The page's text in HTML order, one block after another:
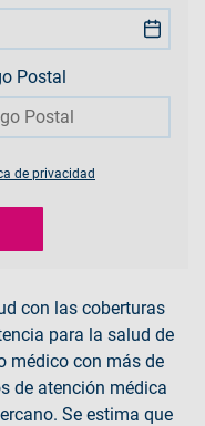
Postal
de privacidad
con las coberturas
para la salud de
médico con más de
de atención médica
Se estima que